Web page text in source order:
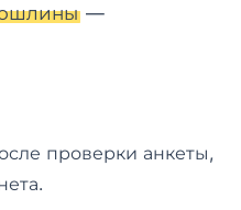
—
проверки анкеты,